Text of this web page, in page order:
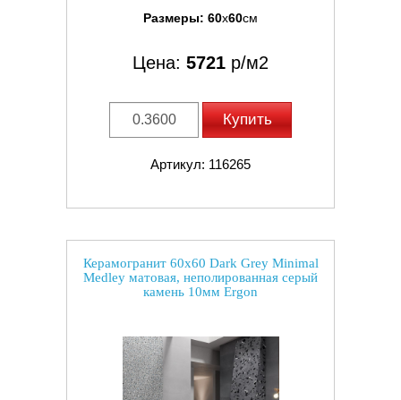
Размеры: 60x60см
Цена: 5721 р/м2
Купить
Артикул: 116265
Керамогранит 60x60 Dark Grey Minimal
Medley матовая, неполированная серый
камень 10мм Ergon